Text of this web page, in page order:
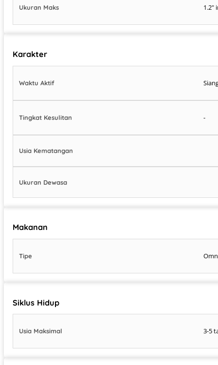
Ukuran Maks 1.2"
Karakter
Waktu Aktif
Tingkat Kesulitan -
Usia Kematangan
Ukuran Dewasa
Makanan
Tipe
Siklus Hidup
Usia Maksimal 3-5